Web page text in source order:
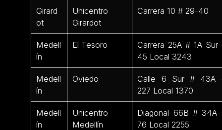
Girard
ot
Unicentro
Girardot
Carrera 10 # 29-40
Medell
ín
El Tesoro
Carrera 25A # 1A Sur
45 Local 3243
Medell
ín
Oviedo
Calle 6 Sur # 43A
227 Local 1370
Medell
ín
Unicentro
Medellín
Diagonal 66B # 34A
76 Local 2255